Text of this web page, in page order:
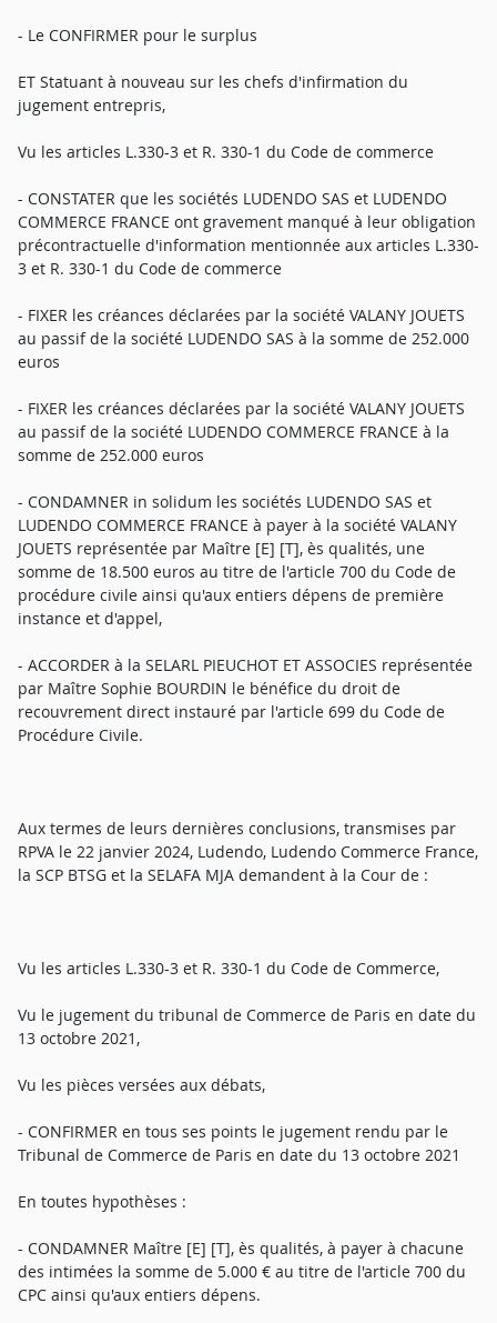
- Le CONFIRMER pour le surplus
ET Statuant à nouveau sur les chefs d'infirmation du
jugement entrepris,
Vu les articles L.330-3 et R. 330-1 du Code de commerce
- CONSTATER que les sociétés LUDENDO SAS et LUDENDO
COMMERCE FRANCE ont gravement manqué à leur obligation
précontractuelle d'information mentionnée aux articles L.330-
3 et R. 330-1 du Code de commerce
- FIXER les créances déclarées par la société VALANY JOUETS
au passif de la société LUDENDO SAS à la somme de 252.000
euros
- FIXER les créances déclarées par la société VALANY JOUETS
au passif de la société LUDENDO COMMERCE FRANCE à la
somme de 252.000 euros
- CONDAMNER in solidum les sociétés LUDENDO SAS et
LUDENDO COMMERCE FRANCE à payer à la société VALANY
JOUETS représentée par Maître [E] [T], ès qualités, une
somme de 18.500 euros au titre de l'article 700 du Code de
procédure civile ainsi qu'aux entiers dépens de première
instance et d'appel,
- ACCORDER à la SELARL PIEUCHOT ET ASSOCIES représentée
par Maître Sophie BOURDIN le bénéfice du droit de
recouvrement direct instauré par l'article 699 du Code de
Procédure Civile.
Aux termes de leurs dernières conclusions, transmises par
RPVA le 22 janvier 2024, Ludendo, Ludendo Commerce France,
la SCP BTSG et la SELAFA MJA demandent à la Cour de :
Vu les articles L.330-3 et R. 330-1 du Code de Commerce,
Vu le jugement du tribunal de Commerce de Paris en date du
13 octobre 2021,
Vu les pièces versées aux débats,
- CONFIRMER en tous ses points le jugement rendu par le
Tribunal de Commerce de Paris en date du 13 octobre 2021
En toutes hypothèses :
- CONDAMNER Maître [E] [T], ès qualités, à payer à chacune
des intimées la somme de 5.000 € au titre de l'article 700 du
CPC ainsi qu'aux entiers dépens.